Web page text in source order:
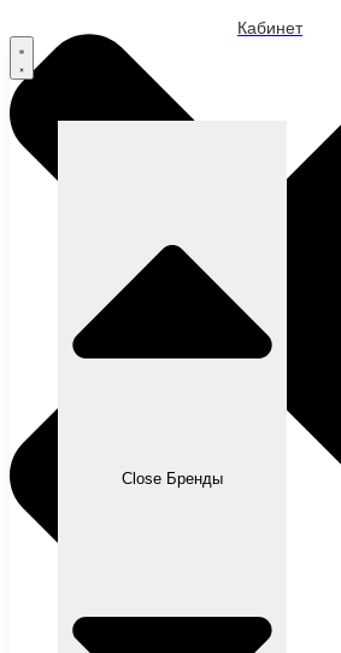
Кабинет
Close Бренды